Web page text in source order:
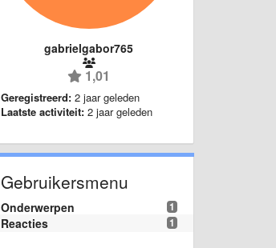
gabrielgabor765
1,01
Geregistreerd: 2 jaar geleden
Laatste activiteit: 2 jaar geleden
Gebruikersmenu
1
Onderwerpen
1
Reacties